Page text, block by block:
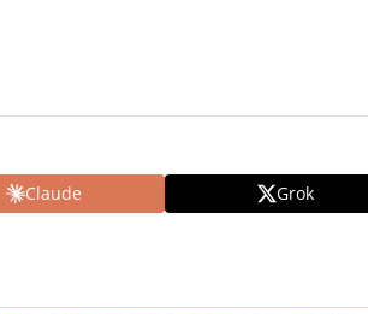
Claude Grok